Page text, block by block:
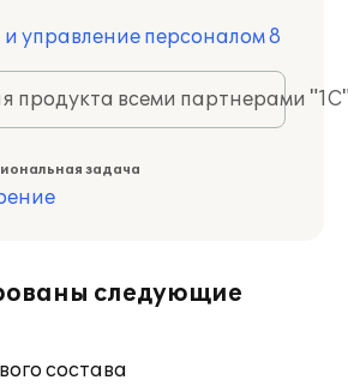
управление персоналом 8
продукта всеми партнерами
задача
следующие
состава